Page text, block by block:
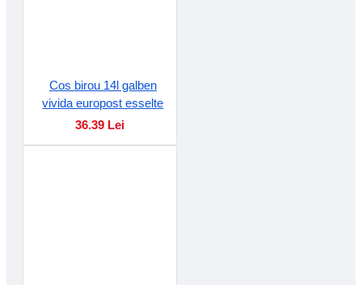
Cos birou 14l galben
vivida europost esselte
36.39 Lei